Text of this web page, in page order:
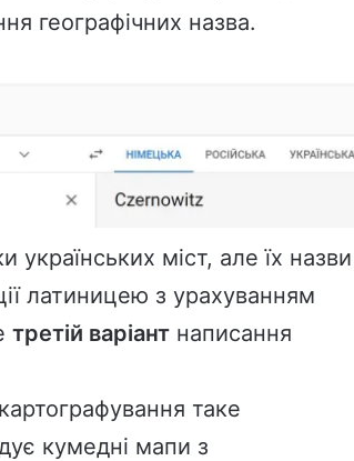
географічних назва.
міст, але їх назви
латиницею з урахуванням
третій варіант написання
таке
кумедні мапи з